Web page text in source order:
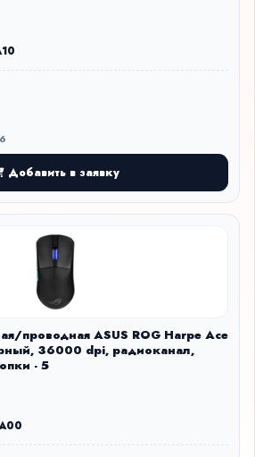
Добавить в заявку
проводная ASUS ROG Harpe Ace
36000 dpi, радиоканал,
- 5